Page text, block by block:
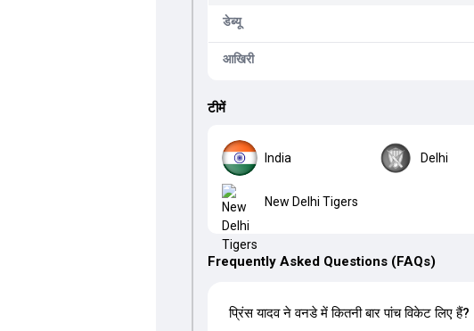
डेब्यू
आखिरी
टीमें
India Delhi
New Delhi Tigers
Frequently Asked Questions (FAQs)
प्रिंस यादव ने वनडे में कितनी बार पांच विकेट लिए हैं?